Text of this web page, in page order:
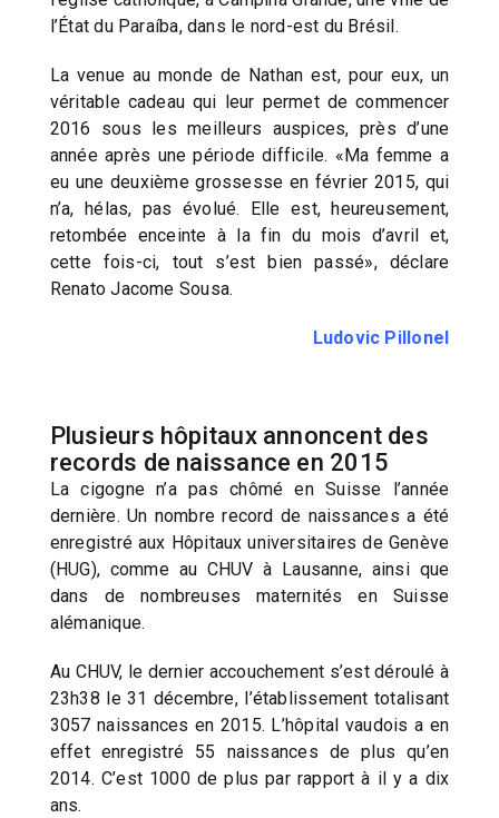
l’État du Paraíba, dans le nord-est du Brésil.
La venue au monde de Nathan est, pour eux, un
véritable cadeau qui leur permet de commencer
2016 sous les meilleurs auspices, près d’une
année après une période difficile. «Ma femme a
eu une deuxième grossesse en février 2015, qui
n’a, hélas, pas évolué. Elle est, heureusement,
retombée enceinte à la fin du mois d’avril et,
cette fois-ci, tout s’est bien passé», déclare
Renato Jacome Sousa.
Ludovic Pillonel
Plusieurs hôpitaux annoncent des
records de naissance en 2015
La cigogne n’a pas chômé en Suisse l’année
dernière. Un nombre record de naissances a été
enregistré aux Hôpitaux universitaires de Genève
(HUG), comme au CHUV à Lausanne, ainsi que
dans de nombreuses maternités en Suisse
alémanique.
Au CHUV, le dernier accouchement s’est déroulé à
23h38 le 31 décembre, l’établissement totalisant
3057 naissances en 2015. L’hôpital vaudois a en
effet enregistré 55 naissances de plus qu’en
2014. C’est 1000 de plus par rapport à il y a dix
ans.